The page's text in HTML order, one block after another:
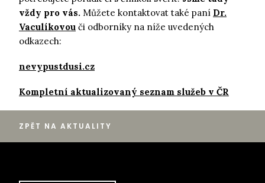
vždy pro vás. Můžete kontaktovat také paní Dr.
Vaculíkovou či odborníky na níže uvedených
odkazech:
nevypustdusi.cz
Kompletní aktualizovaný seznam služeb v ČR
ZPĚT NA AKTUALITY